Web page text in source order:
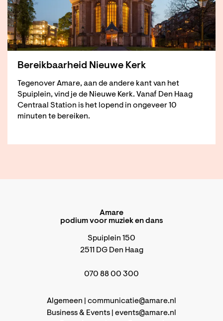
Bereikbaarheid Nieuwe Kerk
Tegenover Amare, aan de andere kant van het
Spuiplein, vind je de Nieuwe Kerk. Vanaf Den Haag
Centraal Station is het lopend in ongeveer 10
minuten te bereiken.
Amare
podium voor muziek en dans
Spuiplein 150
2511 DG Den Haag
070 88 00 300
Algemeen | communicatie@amare.nl
Business & Events | events@amare.nl